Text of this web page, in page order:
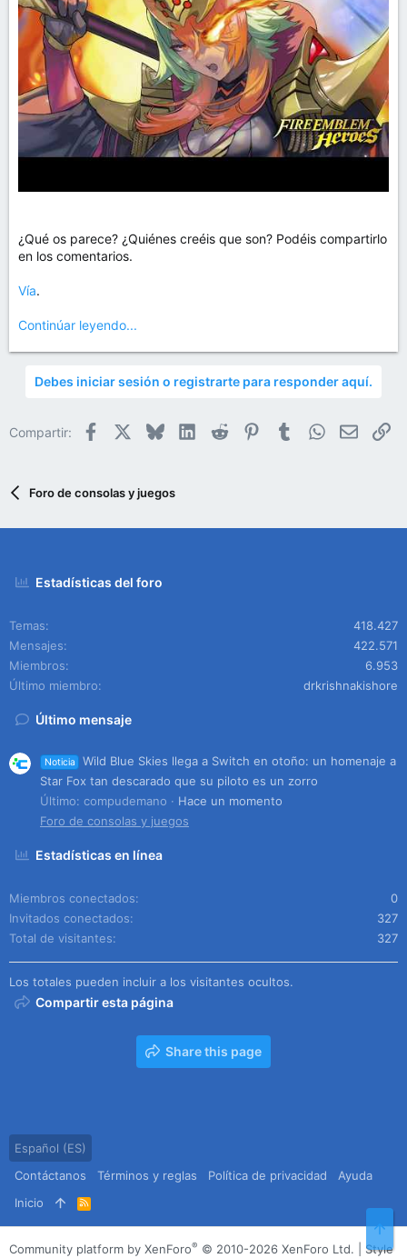
¿Qué os parece? ¿Quiénes creéis que son? Podéis compartirlo
en los comentarios.
Vía.
Continúar leyendo...
Debes iniciar sesión o registrarte para responder aquí.
Compartir: Facebook BlueskyLinkedIn
Reddit PinterestTumblrWhatsApp
Email
Foro de consolas y juegos
Estadísticas del foro
Temas
418.427
Mensajes
422.571
Miembros
6.953
Último miembro
drkrishnakishore
Último mensaje
Noticia
Wild Blue Skies llega a Switch en otoño: un homenaje a
Star Fox tan descarado que su piloto es un zorro
Último: compudemano
Hace un momento
Foro de consolas y juegos
Estadísticas en línea
Miembros conectados
0
Invitados conectados
327
Total de visitantes
327
Los totales pueden incluir a los visitantes ocultos.
Compartir esta página
Share this page
Español (ES)
Contáctanos
Términos y reglas Política de privacidad
Ayuda
Inicio
R
S
S
Community platform by XenForo® © 2010-2026 XenForo Ltd.
Style